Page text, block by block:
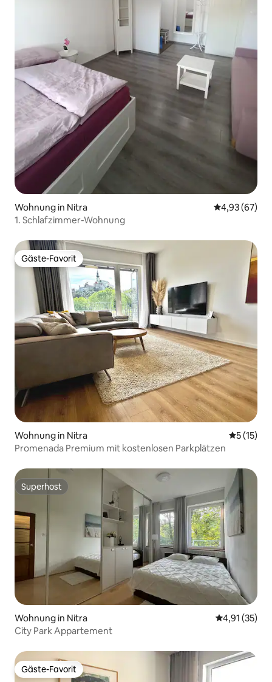
Wohnung in Nitra
4,93 (67)
1. Schlafzimmer-Wohnung
Gäste-Favorit
Gäste-Favorit
Wohnung in Nitra
5 (15)
Promenada Premium mit kostenlosen Parkplätzen
Superhost
Superhost
Wohnung in Nitra
4,91 (35)
City Park Appartement
Gäste-Favorit
Gäste-Favorit